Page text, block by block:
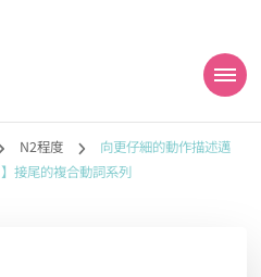
能力試
N2程度
向更仔細的動作描述邁
接尾的複合動詞系列